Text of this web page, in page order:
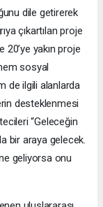
dile getirerek
çıkartılan proje
yakın proje
sosyal
de ilgili alanlarda
desteklenmesi
“Geleceğin
bir araya gelecek.
geliyorsa onu